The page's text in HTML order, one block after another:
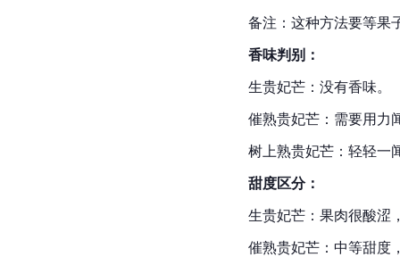
备注：这种方法要等果
香味判别：
生贵妃芒：没有香味。
催熟贵妃芒：需要用力
树上熟贵妃芒：轻轻一
甜度区分：
生贵妃芒：果肉很酸涩
催熟贵妃芒：中等甜度